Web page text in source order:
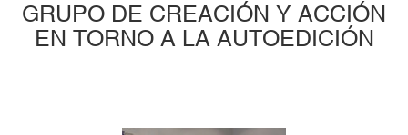
GRUPO DE CREACIÓN Y ACCIÓN
EN TORNO A LA AUTOEDICIÓN